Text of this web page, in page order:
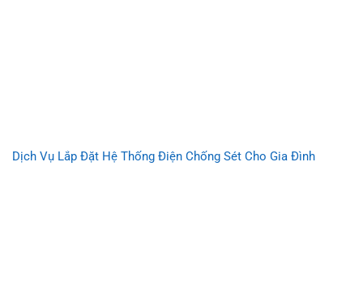
Dịch Vụ Lắp Đặt Hệ Thống Điện Chống Sét Cho Gia Đình